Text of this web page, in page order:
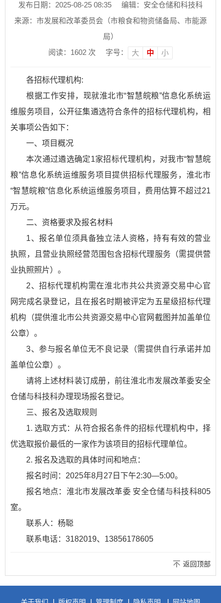
发布日期：2025-08-25 08:35
编辑：安全仓储和科技科
来源：市发展和改革委员会（市粮食和物资储备局、市能源
局）
阅读： 1602 次 字号： 大 中 小
各招标代理机构:
根据工作安排，现就淮北市“智慧皖粮”信息化系统运
维服务项目，公开征集遴选符合条件的招标代理机构，相
关事项公告如下：
一、项目概况
本次通过遴选确定1家招标代理机构，对我市“智慧皖
粮”信息化系统运维服务项目提供招标代理服务，淮北市
“智慧皖粮”信息化系统运维服务项目，费用估算不超过21
万元。
二、资格要求及报名材料
1、报名单位须具备独立法人资格，持有有效的营业
执照，且营业执照经营范围包含招标代理服务（需提供营
业执照照片）。
2、招标代理机构需在淮北市共公共资源交易中心官
网完成名录登记，且在报名时期被评定为五星级招标代理
机构（提供淮北市公共资源交易中心官网截图并加盖单位
公章）。
3、参与报名单位无不良记录（需提供自行承诺并加
盖单位公章）。
请将上述材料装订成册，前往淮北市发展改革委安全
仓储与科技科办理现场报名登记。
三、报名及选取规则
1. 选取方式：从符合报名条件的招标代理机构中，择
优选取报价最低的一家作为该项目的招标代理单位。
2. 报名及选取的具体时间和地点：
报名时间：2025年8月27日下午2:30—5:00。
报名地点：淮北市发展改革委 安全仓储与科技科805
室。
联系人：杨聪
联系电话：3182019、13856178605
返回顶部